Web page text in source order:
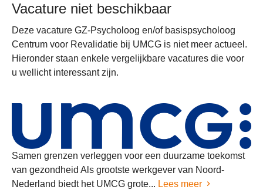
Vacature niet beschikbaar
Deze vacature GZ-Psycholoog en/of basispsycholoog
Centrum voor Revalidatie bij UMCG is niet meer actueel.
Hieronder staan enkele vergelijkbare vacatures die voor
u wellicht interessant zijn.
Samen grenzen verleggen voor een duurzame toekomst
van gezondheid Als grootste werkgever van Noord-
Nederland biedt het UMCG grote... Lees meer